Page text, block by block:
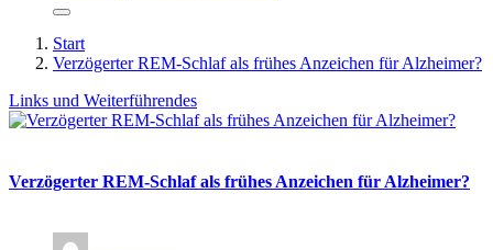
Start
Verzögerter REM-Schlaf als frühes Anzeichen für Alzheimer?
Links und Weiterführendes
Verzögerter REM-Schlaf als frühes Anzeichen für Alzheimer?